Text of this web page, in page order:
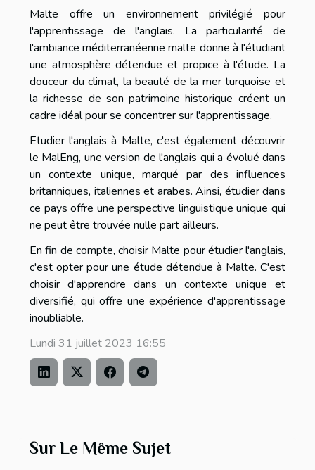
Malte offre un environnement privilégié pour
l'apprentissage de l'anglais. La particularité de
l'ambiance méditerranéenne malte donne à l'étudiant
une atmosphère détendue et propice à l'étude. La
douceur du climat, la beauté de la mer turquoise et
la richesse de son patrimoine historique créent un
cadre idéal pour se concentrer sur l'apprentissage.
Etudier l'anglais à Malte, c'est également découvrir
le MalEng, une version de l'anglais qui a évolué dans
un contexte unique, marqué par des influences
britanniques, italiennes et arabes. Ainsi, étudier dans
ce pays offre une perspective linguistique unique qui
ne peut être trouvée nulle part ailleurs.
En fin de compte, choisir Malte pour étudier l'anglais,
c'est opter pour une étude détendue à Malte. C'est
choisir d'apprendre dans un contexte unique et
diversifié, qui offre une expérience d'apprentissage
inoubliable.
Lundi 31 juillet 2023 16:55
Sur Le Même Sujet